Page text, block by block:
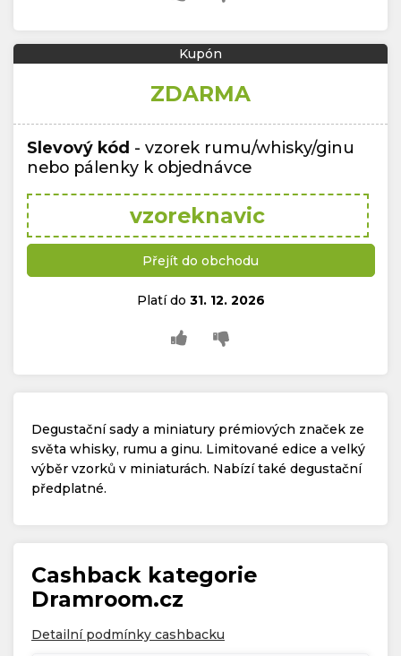
Kupón
ZDARMA
Slevový kód - vzorek rumu/whisky/ginu
nebo pálenky k objednávce
vzoreknavic
Přejít do obchodu
Platí do 31. 12. 2026
Degustační sady a miniatury prémiových značek ze
světa whisky, rumu a ginu. Limitované edice a velký
výběr vzorků v miniaturách. Nabízí také degustační
předplatné.
Cashback kategorie
Dramroom.cz
Detailní podmínky cashbacku